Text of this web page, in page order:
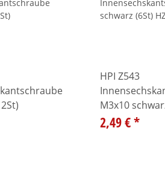
HPI Z543
M3x10
2,49 €*